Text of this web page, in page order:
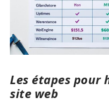
Les étapes pour
site web